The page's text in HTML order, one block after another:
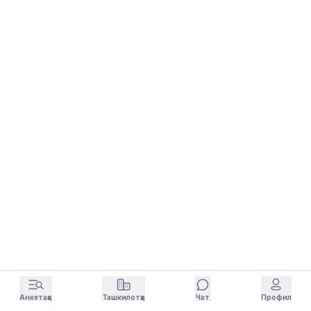
Анкетаҳо Ташкилотҳо Чат Профил